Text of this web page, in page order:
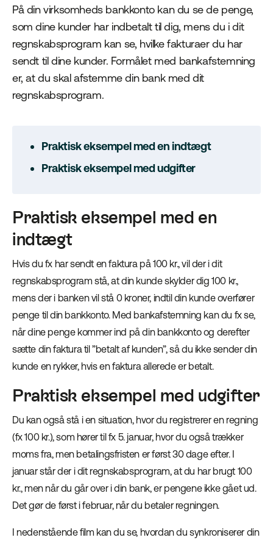
Praktisk eksempel med en indtægt
Praktisk eksempel med udgifter
På din virksomheds bankkonto kan du se de penge,
som dine kunder har indbetalt til dig, mens du i dit
regnskabsprogram kan se, hvilke fakturaer du har
sendt til dine kunder. Formålet med bankafstemning
er, at du skal afstemme din bank med dit
regnskabsprogram.
Praktisk eksempel med en
indtægt
Hvis du fx har sendt en faktura på 100 kr., vil der i dit
regnskabsprogram stå, at din kunde skylder dig 100 kr.,
mens der i banken vil stå 0 kroner, indtil din kunde overfører
penge til din bankkonto. Med bankafstemning kan du fx se,
når dine penge kommer ind på din bankkonto og derefter
sætte din faktura til ”betalt af kunden”, så du ikke sender din
kunde en rykker, hvis en faktura allerede er betalt.
Praktisk eksempel med udgifter
Du kan også stå i en situation, hvor du registrerer en regning
(fx 100 kr.), som hører til fx 5. januar, hvor du også trækker
moms fra, men betalingsfristen er først 30 dage efter. I
januar står der i dit regnskabsprogram, at du har brugt 100
kr., men når du går over i din bank, er pengene ikke gået ud.
Det gør de først i februar, når du betaler regningen.
I nedenstående film kan du se, hvordan du synkroniserer din